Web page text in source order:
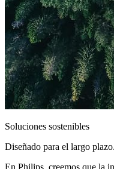
Soluciones sostenibles
Diseñado para el largo plazo.
En Philips, creemos que la